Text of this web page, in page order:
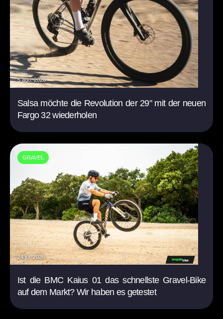
5 ago. 2026
Salsa möchte die Revolution der 29" mit der neuen
Fargo 32 wiederholen
GRAVEL
24 jul. 2026
Ist die BMC Kaius 01 das schnellste Gravel-Bike
auf dem Markt? Wir haben es getestet